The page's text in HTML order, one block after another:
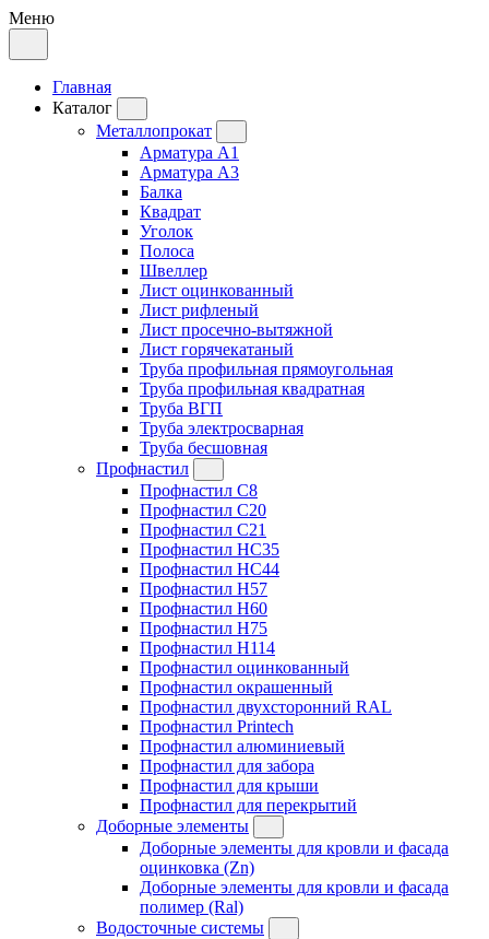
Меню
Главная
Каталог
Металлопрокат
Арматура А1
Арматура А3
Балка
Квадрат
Уголок
Полоса
Швеллер
Лист оцинкованный
Лист рифленый
Лист просечно-вытяжной
Лист горячекатаный
Труба профильная прямоугольная
Труба профильная квадратная
Труба ВГП
Труба электросварная
Труба бесшовная
Профнастил
Профнастил C8
Профнастил C20
Профнастил C21
Профнастил HC35
Профнастил HC44
Профнастил H57
Профнастил H60
Профнастил H75
Профнастил H114
Профнастил оцинкованный
Профнастил окрашенный
Профнастил двухсторонний RAL
Профнастил Printech
Профнастил алюминиевый
Профнастил для забора
Профнастил для крыши
Профнастил для перекрытий
Доборные элементы
Доборные элементы для кровли и фасада
оцинковка (Zn)
Доборные элементы для кровли и фасада
полимер (Ral)
Водосточные системы